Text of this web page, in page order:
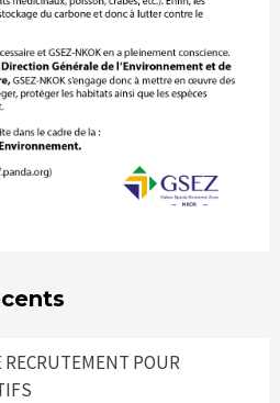
RECRUTEMENT POUR